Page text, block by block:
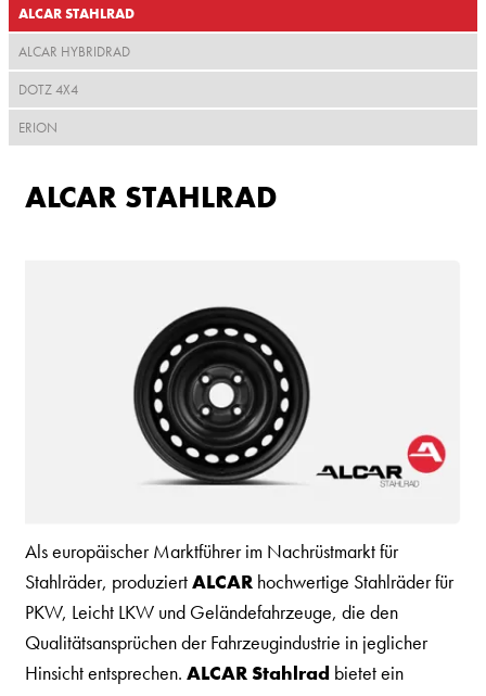
ALCAR STAHLRAD
ALCAR HYBRIDRAD
DOTZ 4X4
ERION
ALCAR STAHLRAD
Als europäischer Marktführer im Nachrüstmarkt für
Stahlräder, produziertALCAR hochwertige Stahlräder für
PKW, Leicht LKW und Geländefahrzeuge, die den
Qualitätsansprüchen der Fahrzeugindustrie in jeglicher
Hinsicht entsprechen. ALCAR Stahlrad bietet ein